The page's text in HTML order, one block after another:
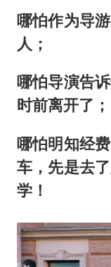
哪怕作为导
人；
哪怕导演告
时前离开了；
哪怕明知经
车，先是去
学！